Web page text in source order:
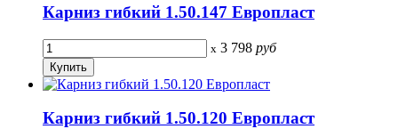
Карниз гибкий 1.50.147 Европласт
x 3 798 руб
Карниз гибкий 1.50.120 Европласт